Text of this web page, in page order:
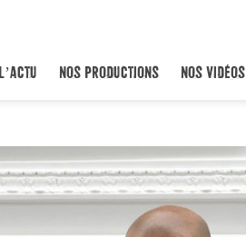
L’ACTU NOS PRODUCTIONS NOS VIDÉOS